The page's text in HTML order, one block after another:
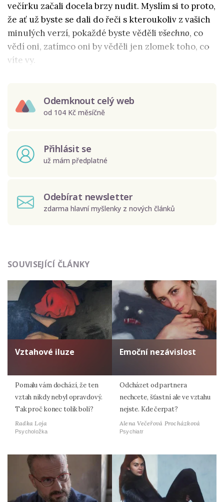
večírku začali docela brzy nudit. Myslím si to proto,
že ať už byste se dali do řeči s kteroukoliv z vašich
minulých verzí, pokaždé byste věděli všechno, co
vědí oni, zatímco oni by věděli jen zlomek toho, co
víte vy.
Odemknout celý web
od 104 Kč měsíčně
Přihlásit se
už mám předplatné
Odebírat newsletter
zdarma hlavní myšlenky z nových článků
údajů.
SOUVISEJÍCÍ ČLÁNKY
Vztahové iluze
Pomalu vám dochází, že ten
vztah nikdy nebyl opravdový.
Tak proč konec tolik bolí?
Radka Loja
Psycholožka
Emoční nezávislost
Odcházet od partnera
nechcete, šťastní ale ve vztahu
nejste. Kde čerpat?
Alena Večeřová Procházková
Psychiatr